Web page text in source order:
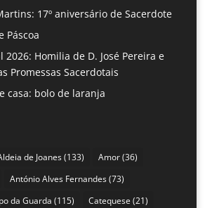
17º aniversário de Sacerdote
Páscoa
2026: Homilia de D. José Pereira e
Promessas Sacerdotais
casa: bolo de laranja
de Joanes(133) Amor(36)
António Alves Fernandes(73)
da Guarda (115) Catequese (21)